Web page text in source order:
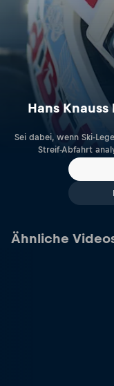
Hans
Sei dabei, wenn Ski-
Streif-Abfahrt
Ähnliche